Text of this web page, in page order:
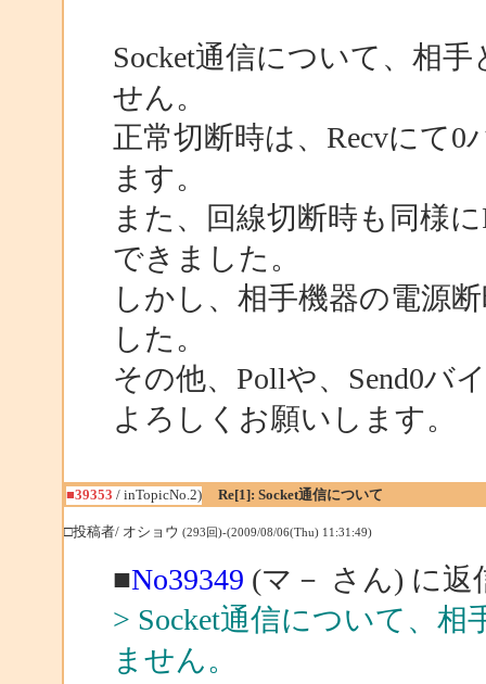
Socket通信について、相
せん。
正常切断時は、Recvにて
ます。
また、回線切断時も同様
できました。
しかし、相手機器の電源
した。
その他、Pollや、Send0バ
よろしくお願いします。
■39353 / inTopicNo.2) Re[1]: Socket通信について
□投稿者/ オショウ (293回)-(2009/08/06(Thu) 11:31:49)
■No39349 (マ－ さん) に返
> Socket通信について、
ません。